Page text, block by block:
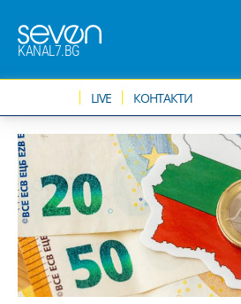
KANAL7.BG
LIVE КОНТАКТИ